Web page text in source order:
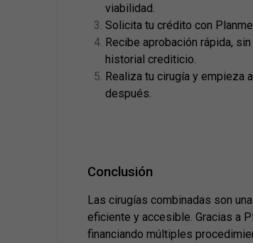
viabilidad.
Solicita tu crédito con
Recibe aprobación rápida,
historial crediticio.
Realiza tu cirugía y empieza
después.
Conclusión
Las cirugías combinadas son
eficiente y accesible. Gracias a
financiando múltiples